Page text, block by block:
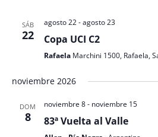
SÁB
22
agosto 22-agosto 23
Copa UCI C2
Rafaela Marchini 1500, Rafaela,
noviembre 2026
DOM
8
noviembre 8- noviembre 15
83ª Vuelta al Valle